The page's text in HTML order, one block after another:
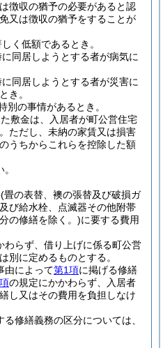
徴収の猶予の必要があると認
又は徴収の猶予をすることが
く低額であるとき。
同居しようとする者が病気に
同居しようとする者が災害に
き。
別の事情があるとき。
敷金は、入居者が町公営住宅
ただし、未納の家賃又は損害
うちからこれらを控除した額
(畳の表替、襖の張替及び破損ガ
び給水栓、点滅器その他附帯
の修繕を除く。)に要する費用
わらず、借り上げに係る町公営
別に定めるものとする。
由によって第1項に掲げる修繕
の規定にかかわらず、入居者
し又はその費用を負担しなけ
修繕義務の区分については、